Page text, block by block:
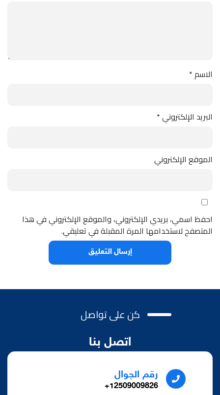
الاسم*
البريد الإلكتروني*
الموقع الإلكتروني
احفظ اسمي، بريدي الإلكتروني، والموقع الإلكتروني في هذا
المتصفح لاستخدامها المرة المقبلة في تعليقي.
كن على تواصل
اتصل بنا
رقم الجوال
12509009826+